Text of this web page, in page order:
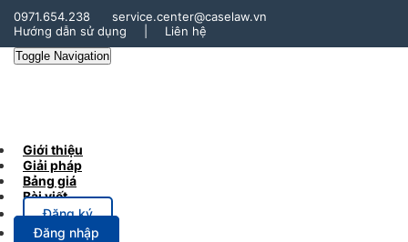
0971.654.238
service.center@caselaw.vn
Hướng dẫn sử dụng
Liên hệ
Toggle Navigation
Giới thiệu
Giải pháp
Bảng giá
Bài viết
Đăng ký
Đăng nhập